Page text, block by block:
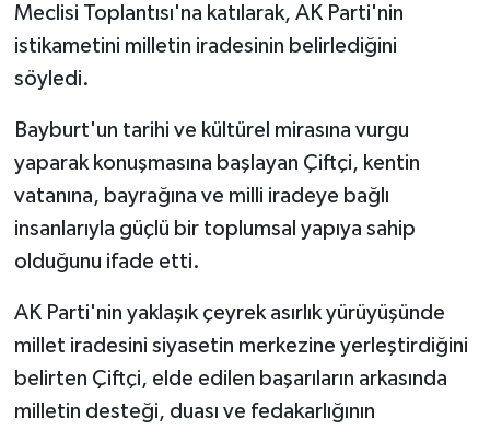
Meclisi Toplantısı'na katılarak, AK Parti'nin
istikametini milletin iradesinin belirlediğini
söyledi.
Bayburt'un tarihi ve kültürel mirasına vurgu
yaparak konuşmasına başlayan Çiftçi, kentin
vatanına, bayrağına ve milli iradeye bağlı
insanlarıyla güçlü bir toplumsal yapıya sahip
olduğunu ifade etti.
AK Parti'nin yaklaşık çeyrek asırlık yürüyüşünde
millet iradesini siyasetin merkezine yerleştirdiğini
belirten Çiftçi, elde edilen başarıların arkasında
milletin desteği, duası ve fedakarlığının